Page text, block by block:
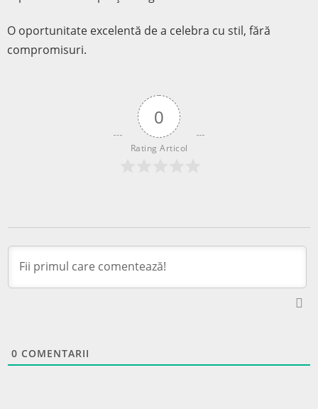
O oportunitate excelentă de a celebra cu stil, fără
compromisuri.
0
Rating Articol
0 COMENTARII